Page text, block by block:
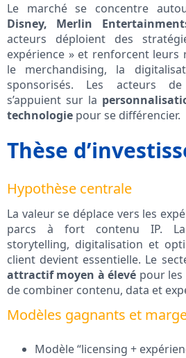
Le marché se concentre
Disney, Merlin
acteurs déploient des
expérience » et renforcent leurs
le merchandising, la
sponsorisés. Les acteurs
s’appuient sur la
technologie pour se différencier.
Thèse
Hypothèse centrale
La valeur se déplace vers les
parcs à fort contenu IP. La
storytelling, digitalisation et
client devient essentielle. Le
attractif moyen à élevé pour les
de combiner contenu, data et
Modèles gagnants et
Modèle “licensing +